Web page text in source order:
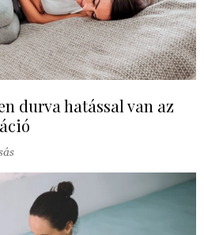
durva hatással van az